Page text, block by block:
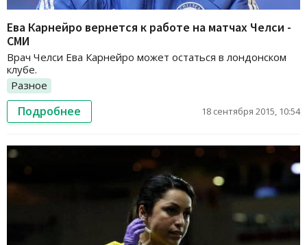
Ева Карнейро вернется к работе на матчах Челси -
СМИ
Врач Челси Ева Карнейро может остаться в лондонском
клубе.
Разное
Подробнее 18 сентября 2015, 10:54